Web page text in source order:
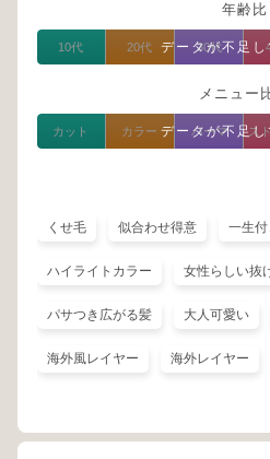
年齢比
データが不足し
10代 20代 30代
メニュー
データが不足し
カット カラー パーマ ス
くせ毛 似合わせ得意 一生
ハイライトカラー 女性らしい抜
パサつき広がる髪 大人可愛い
海外風レイヤー 海外レイヤー